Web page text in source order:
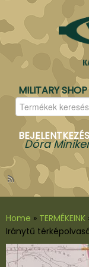
MILITARY SHOP
Keresés
a
következőre:
Dóra
Home » TERMÉKEINK
Iránytű